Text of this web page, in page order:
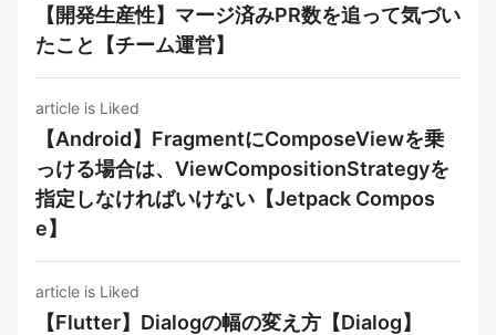
【開発生産性】マージ済みPR数を追って気づい
たこと【チーム運営】
article is Liked
【Android】FragmentにComposeViewを乗
っける場合は、ViewCompositionStrategyを
指定しなければいけない【Jetpack Compos
e】
article is Liked
【Flutter】Dialogの幅の変え方【Dialog】